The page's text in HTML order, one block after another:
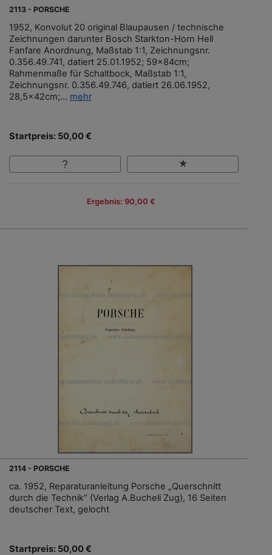
2113 - PORSCHE
1952, Konvolut 20 original Blaupausen / technische
Zeichnungen darunter Bosch Starkton-Horn Hell
Fanfare Anordnung, Maßstab 1:1, Zeichnungsnr.
0.356.49.741, datiert 25.01.1952; 59x84cm;
Rahmenmaße für Schaltbock, Maßstab 1:1,
Zeichnungsnr. 0.356.49.746, datiert 26.06.1952,
28,5x42cm;... mehr
Startpreis: 50,00 €
Ergebnis: 90,00 €
2114 - PORSCHE
ca. 1952, Reparaturanleitung Porsche „Querschnitt
durch die Technik“ (Verlag A.Bucheli Zug), 16 Seiten
deutscher Text, gelocht
Startpreis: 50,00 €